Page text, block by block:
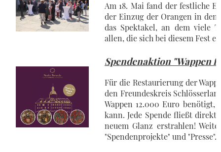
Am 18. Mai fand der festliche
der Einzug der Orangen in
das Spektakel, an dem viele
allen, die sich bei diesem Fest
Spendenaktion "Wappen
Für die Restaurierung der
den Freundeskreis
Wappen 12.000 Euro benötigt,
kann. Jede Spende fließt
neuem Glanz erstrahlen!
"Spendenprojekte" und "Presse".